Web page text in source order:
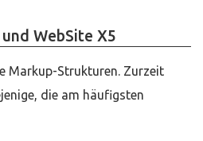
WebSite X5
Markup-Strukturen. Zurzeit
die am häufigsten